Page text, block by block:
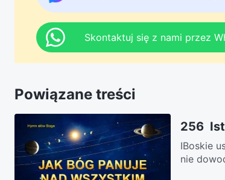
Skontaktuj się z nami przez
Powiązane treści
256
ⅠBoskie
nie